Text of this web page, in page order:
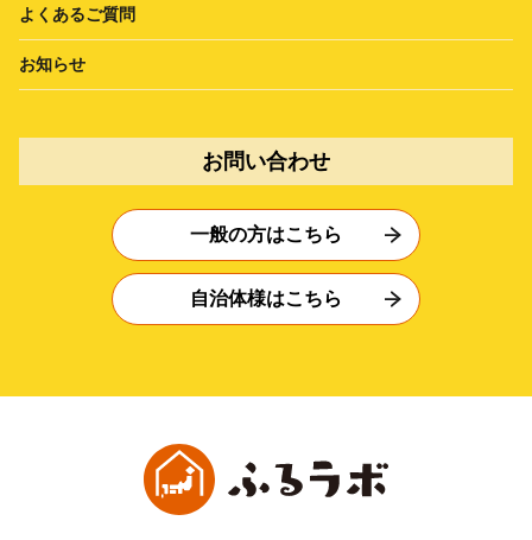
よくあるご質問
お知らせ
お問い合わせ
一般の方はこちら
自治体様はこちら